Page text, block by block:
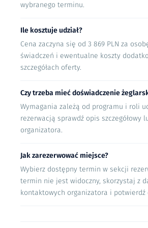
Opis jachtu
<p>&nbsp;</p>
w ciągu dnia. Skipper ma również
Do obowiązków załogi należy
o czystość jachtu i wykonywanie
prac porządkowych. Załoga
także do przygotowywania
sprzątania po nich.
Co zabrać?
Podczas rejsu wakacyjnego z
przydadzą się:
kurtka przeciwdeszczowa i
Pozostałe ubrania warto
roku i spodziewanych warunków
atmosferycznych. Pamiętaj, że
być wygodna i praktyczna. Na
Przetwarzanie i
Proces ten trwa 15-45
Akceptacja i kontakt
Kontakt nastąpi do 24h.
Gwarancja 100% satysfakcji i
wybranego terminu.
Ile kosztuje udział?
Cena zaczyna się od 3 869 PLN za
świadczeń i ewentualne koszty
szczegółach oferty.
Czy trzeba mieć doświadczenie
Wymagania zależą od programu i roli
rezerwacją sprawdź opis szczegółowy
organizatora.
Jak zarezerwować miejsce?
Wybierz dostępny termin w sekcji
termin nie jest widoczny, skorzystaj z
kontaktowych organizatora i potwierdź